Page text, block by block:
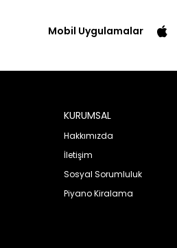
Mobil Uygulamalar
KURUMSAL
Hakkımızda
İletişim
Sosyal Sorumluluk
Piyano Kiralama